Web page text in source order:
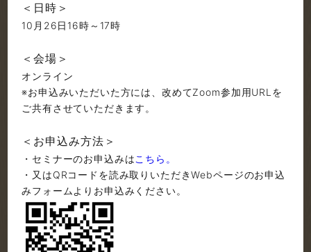
＜日時＞
10月26日16時～17時
＜会場＞
オンライン
※お申込みいただいた方には、改めてZoom参加用URLを
ご共有させていただきます。
＜お申込み方法＞
・セミナーのお申込みはこちら。
・又はQRコードを読み取りいただきWebページのお申込
みフォームよりお申込みください。